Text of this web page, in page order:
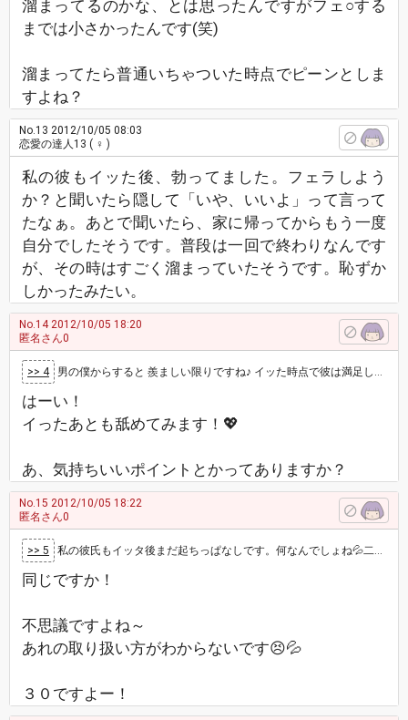
溜まってるのかな、とは思ったんですがフェ○する
までは小さかったんです(笑)
溜まってたら普通いちゃついた時点でピーンとしま
すよね？
No.13 2012/10/05 08:03
恋愛の達人13 ( ♀ )
私の彼もイッた後、勃ってました。フェラしよう
か？と聞いたら隠して「いや、いいよ」って言って
たなぁ。あとで聞いたら、家に帰ってからもう一度
自分でしたそうです。普段は一回で終わりなんです
が、その時はすごく溜まっていたそうです。恥ずか
しかったみたい。
No.142012/10/05 18:20
匿名さん0
>> 4 男の僕からすると 羨ましい限りですね♪ イッた時点で彼は満足していると思います。 イッた後 お口で舐めてあげれば より幸せを感じると思い…
はーい！
イったあとも舐めてみます！💖
あ、気持ちいいポイントとかってありますか？
No.15 2012/10/05 18:22
匿名さん0
>> 5 私の彼氏もイッタ後まだ起ちっぱなしです。何なんでしょね💦二回戦も時間あまり経ってなくても出来るみたいで不思議です… 主さんの彼氏さんはおいく…
同じですか！
不思議ですよね～
あれの取り扱い方がわからないです😣💦
３０ですよー！